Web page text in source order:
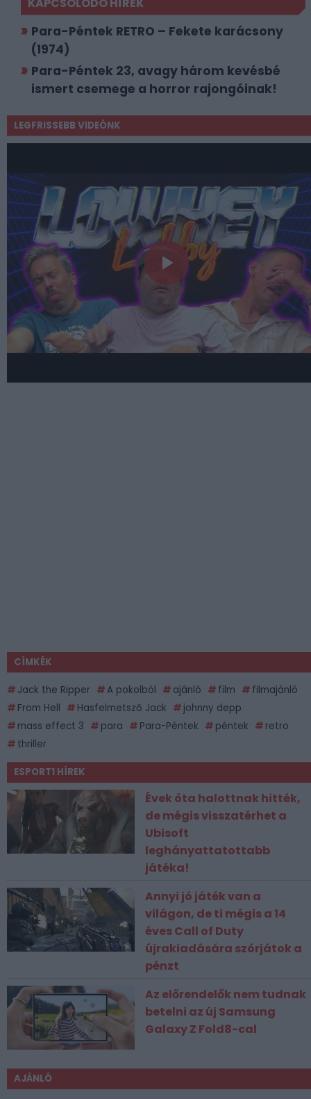
Para-Péntek RETRO – Fekete karácsony
(1974)
Para-Péntek 23, avagy három kevésbé
ismert csemege a horror rajongóinak!
LEGFRISSEBB VIDEÓNK
CÍMKÉK
Jack the Ripper A pokolból ajánló film
filmajánló
From Hell
Hasfelmetsző Jack
johnny depp
mass effect 3
para Para-Péntek péntek
retro
thriller
ESPORT1 HÍREK
Évek óta halottnak hitték,
de mégis visszatérhet a
Ubisoft
leghányattatottabb
játéka!
Annyi jó játék van a
világon, de ti mégis a 14
éves Call of Duty
újrakiadására szórjátok a
pénzt
Az előrendelők nem tudnak
betelni az új Samsung
Galaxy Z Fold8-cal
AJÁNLÓ